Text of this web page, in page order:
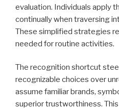
evaluation. Individuals apply
continually when traversing
These simplified strategies
needed for routine activities.
The recognition shortcut
recognizable choices over
assume familiar brands,
superior trustworthiness.